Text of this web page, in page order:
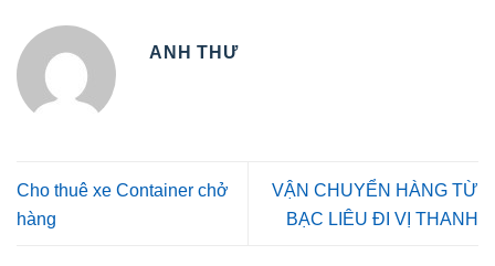
ANH THƯ
Cho thuê xe Container chở
hàng
VẬN CHUYỂN HÀNG TỪ
BẠC LIÊU ĐI VỊ THANH